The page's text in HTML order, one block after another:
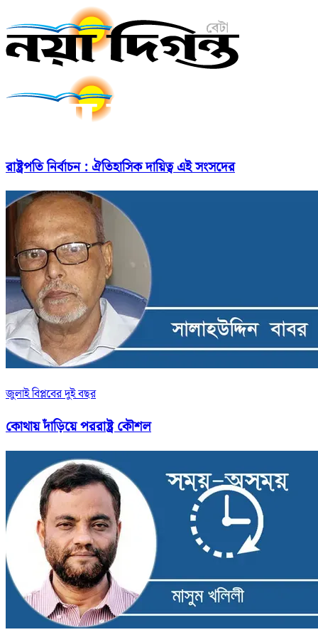
রাষ্ট্রপতি নির্বাচন : ঐতিহাসিক দায়িত্ব এই সংসদের
জুলাই বিপ্লবের দুই বছর
কোথায় দাঁড়িয়ে পররাষ্ট্র কৌশল